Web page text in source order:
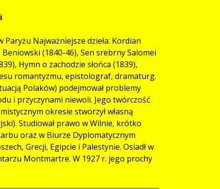
Najważniejsze dzieła: Kordian
(1840-46), Sen srebrny Salomei
Hymn o zachodzie słońca (1839),
romantyzmu, epistolograf, dramaturg.
Polaków) podejmował problemy
i przyczynami niewoli. Jego twórczość
okresie stworzył własną
Studiował prawo w Wilnie, krótko
oraz w Biurze Dyplomatycznym
Grecji, Egipcie i Palestynie. Osiadł w
Montmartre. W 1927 r. jego prochy